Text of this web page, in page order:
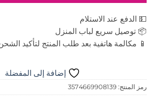
💵 الدفع عند الاستلام
📦 توصيل سريع لباب المنزل
📱 مكالمة هاتفية بعد طلب المنتج لتأكيد
إضافة إلى المفضلة
رمز المنتج: 3574669908139